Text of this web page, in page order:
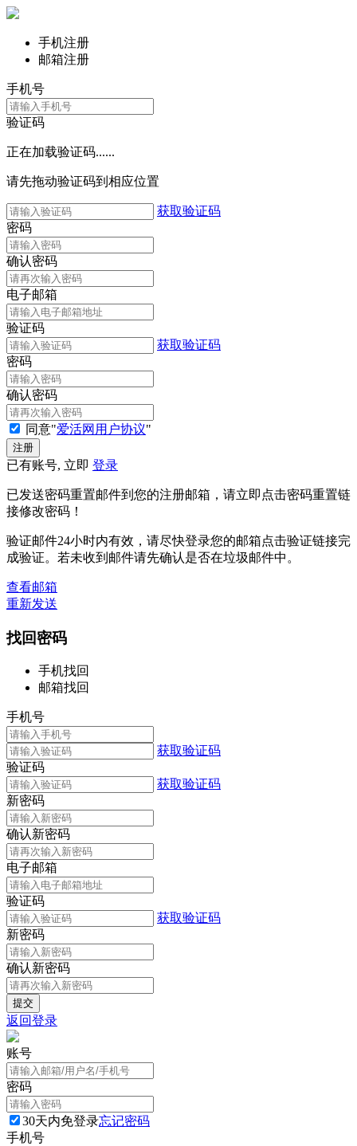
手机注册
邮箱注册
手机号
验证码
正在加载验证码......
请先拖动验证码到相应位置
获取验证码
密码
确认密码
电子邮箱
验证码
获取验证码
密码
确认密码
同意"爱活网用户协议"
已有账号, 立即 登录
已发送密码重置邮件到您的注册邮箱，请立即点击密码重置链
接修改密码！
验证邮件24小时内有效，请尽快登录您的邮箱点击验证链接完
成验证。若未收到邮件请先确认是否在垃圾邮件中。
查看邮箱
重新发送
找回密码
手机找回
邮箱找回
手机号
获取验证码
验证码
获取验证码
新密码
确认新密码
电子邮箱
验证码
获取验证码
新密码
确认新密码
返回登录
账号
密码
30天内免登录忘记密码
手机号